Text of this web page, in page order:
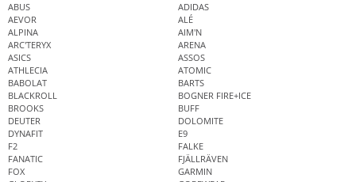
ABUS
ADIDAS
AEVOR
ALÉ
ALPINA
AIM'N
ARC'TERYX
ARENA
ASICS
ASSOS
ATHLECIA
ATOMIC
BABOLAT
BARTS
BLACKROLL
BOGNER FIRE+ICE
BROOKS
BUFF
DEUTER
DOLOMITE
DYNAFIT
E9
F2
FALKE
FANATIC
FJÄLLRÄVEN
FOX
GARMIN